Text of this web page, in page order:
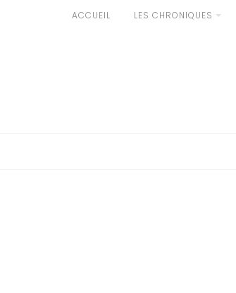
ACCUEIL LES CHRONIQUES